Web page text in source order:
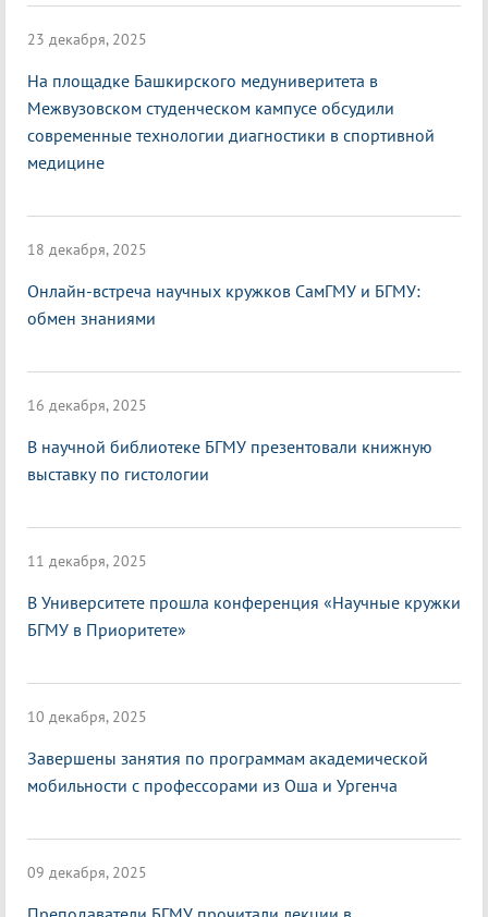
23 декабря, 2025
На площадке Башкирского медуниверитета в
Межвузовском студенческом кампусе обсудили
современные технологии диагностики в спортивной
медицине
18 декабря, 2025
Онлайн-встреча научных кружков СамГМУ и БГМУ:
обмен знаниями
16 декабря, 2025
В научной библиотеке БГМУ презентовали книжную
выставку по гистологии
11 декабря, 2025
В Университете прошла конференция «Научные кружки
БГМУ в Приоритете»
10 декабря, 2025
Завершены занятия по программам академической
мобильности с профессорами из Оша и Ургенча
09 декабря, 2025